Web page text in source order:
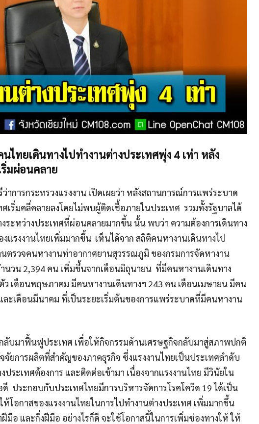
นไทยเดินทางไปทำงานต่างประเทศพุ่ง 4 เท่า หลัง
มผ่อนคลาย
การกระทรวงแรงงาน เปิดเผยว่า หลังสถานการณ์การแพร่ระบาด
ศเริ่มคลี่คลายลงโดยไม่พบผู้ติดเชื้อภายในประเทศ รวมทั้งรัฐบาลได้
งระหว่างประเทศที่ผ่อนคลายมากขึ้น นั้น พบว่า ความต้องการเดินทาง
แรงงานไทยเพิ่มมากขึ้น เห็นได้จาก สถิติคนหางานเดินทางไป
ตรวจคนหางานท่าอากาศยานสุวรรณภูมิ ของกรมการจัดหางาน
นวน 2,394 คน เพิ่มขึ้นจากเดือนมิถุนายน ที่มีคนหางานเดินทาง
ว เดือนพฤษภาคม มีคนหางานเดินทางฯ 243 คน เดือนเมษายน มีคน
ะเดือนมีนาคม ที่เป็นระยะเริ่มต้นของการแพร่ระบาดที่มีคนหางาน
ลับมาฟื้นฟูประเทศ เพื่อให้กิจกรรมด้านเศรษฐกิจกลับมาสู่สภาพปกติ
จัยการผลิตที่สำคัญของภาคธุรกิจ ซึ่งแรงงานไทยเป็นประเทศลำดับ
ประเทศต้องการ และติดต่อเข้ามา เนื่องจากแรงงานไทย มีวินัยใน
ประกอบกับประเทศไทยมีการบริหารจัดการโรคโควิด 19 ได้เป็น
โอกาสของแรงงานไทยในการไปทำงานต่างประเทศ เพิ่มมากขึ้น
มือ และกึ่งฝีมือ อย่างไรก็ดี จะใช้โอกาสนี้ในการเพิ่มช่องทางให้ ให้